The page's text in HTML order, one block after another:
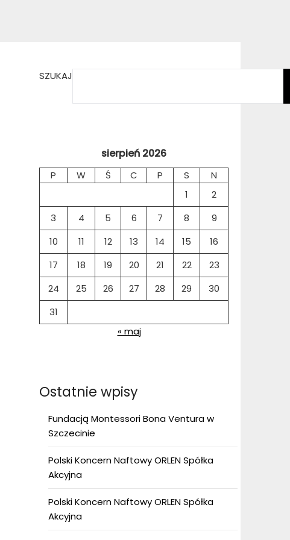
SZUKAJ
sierpień 2026
P W Ś C P S
N
1
2
3
4 5 6 7 8
9
10
11 12 13 14 15
16
17
18 19 20 21 22
23
24
25 26 27 28 29
30
31
« maj
Ostatnie wpisy
Fundacją Montessori Bona Ventura w
Szczecinie
Polski Koncern Naftowy ORLEN Spółka
Akcyjna
Polski Koncern Naftowy ORLEN Spółka
Akcyjna